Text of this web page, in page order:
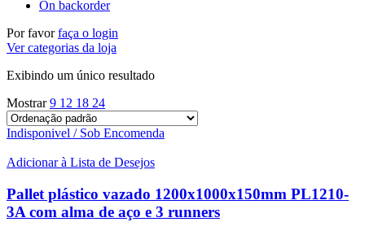
On backorder
Por favorfaça o login
Ver categorias da loja
Exibindo um único resultado
Mostrar9 12 18 24
Indisponivel / Sob Encomenda
Adicionar à Lista de Desejos
Pallet plástico vazado 1200x1000x150mm PL1210-
3A com alma de aço e 3 runners